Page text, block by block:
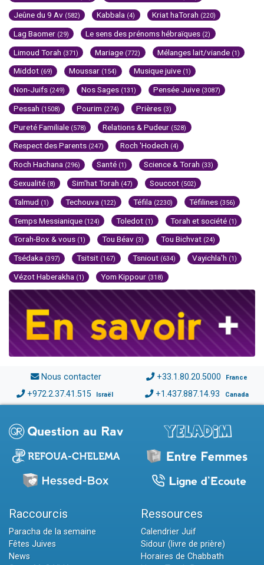
Jeûne du 9 Av (582) Kabbala (4) Kriat haTorah (220)
Lag Baomer (29) Le sens des prénoms hébraïques (2)
Limoud Torah (371) Mariage (772) Mélanges lait/viande (1)
Middot (69) Moussar (154) Musique juive (1)
Non-Juifs (249) Nos Sages (131) Pensée Juive (3087)
Pessah (1508) Pourim (274) Prières (3)
Pureté Familiale (578) Relations & Pudeur (528)
Respect des Parents (247) Roch 'Hodech (4)
Roch Hachana (296) Santé (1) Science & Torah (33)
Sexualité (8) Sim'hat Torah (47) Souccot (502)
Talmud (1) Techouva (122) Téfila (2230) Téfilines (356)
Temps Messianique (124) Toledot (1) Torah et société (1)
Torah-Box & vous (1) Tou Béav (3) Tou Bichvat (24)
Tsédaka (397) Tsitsit (167) Tsniout (634) Vayichla'h (1)
Vézot Haberakha (1) Yom Kippour (318)
Nous contacter +33.1.80.20.5000 France
+972.2.37.41.515 Israël +1.437.887.14.93 Canada
Raccourcis
Paracha de la semaine
Fêtes Juives
News
Ressources
Calendrier Juif
Sidour (livre de prière)
Horaires de Chabbath